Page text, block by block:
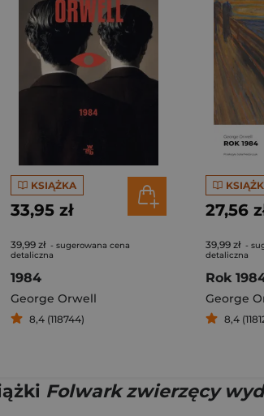
KSIĄŻKA
33,95 zł
39,99 zł - sugerowana cena
detaliczna
1984
George Orwell
8,4 (118744)
27,56
39,99 zł -
detaliczna
Rok
George
8,4
Folwark zwierzęcy